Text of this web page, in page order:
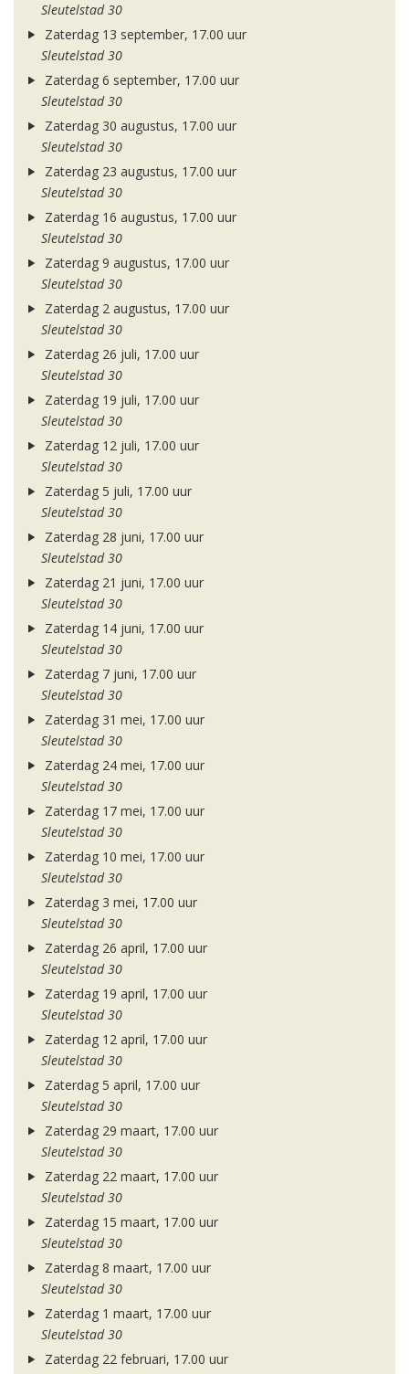
Sleutelstad 30
Zaterdag 13 september, 17.00 uur
Sleutelstad 30
Zaterdag 6 september, 17.00 uur
Sleutelstad 30
Zaterdag 30 augustus, 17.00 uur
Sleutelstad 30
Zaterdag 23 augustus, 17.00 uur
Sleutelstad 30
Zaterdag 16 augustus, 17.00 uur
Sleutelstad 30
Zaterdag 9 augustus, 17.00 uur
Sleutelstad 30
Zaterdag 2 augustus, 17.00 uur
Sleutelstad 30
Zaterdag 26 juli, 17.00 uur
Sleutelstad 30
Zaterdag 19 juli, 17.00 uur
Sleutelstad 30
Zaterdag 12 juli, 17.00 uur
Sleutelstad 30
Zaterdag 5 juli, 17.00 uur
Sleutelstad 30
Zaterdag 28 juni, 17.00 uur
Sleutelstad 30
Zaterdag 21 juni, 17.00 uur
Sleutelstad 30
Zaterdag 14 juni, 17.00 uur
Sleutelstad 30
Zaterdag 7 juni, 17.00 uur
Sleutelstad 30
Zaterdag 31 mei, 17.00 uur
Sleutelstad 30
Zaterdag 24 mei, 17.00 uur
Sleutelstad 30
Zaterdag 17 mei, 17.00 uur
Sleutelstad 30
Zaterdag 10 mei, 17.00 uur
Sleutelstad 30
Zaterdag 3 mei, 17.00 uur
Sleutelstad 30
Zaterdag 26 april, 17.00 uur
Sleutelstad 30
Zaterdag 19 april, 17.00 uur
Sleutelstad 30
Zaterdag 12 april, 17.00 uur
Sleutelstad 30
Zaterdag 5 april, 17.00 uur
Sleutelstad 30
Zaterdag 29 maart, 17.00 uur
Sleutelstad 30
Zaterdag 22 maart, 17.00 uur
Sleutelstad 30
Zaterdag 15 maart, 17.00 uur
Sleutelstad 30
Zaterdag 8 maart, 17.00 uur
Sleutelstad 30
Zaterdag 1 maart, 17.00 uur
Sleutelstad 30
Zaterdag 22 februari, 17.00 uur